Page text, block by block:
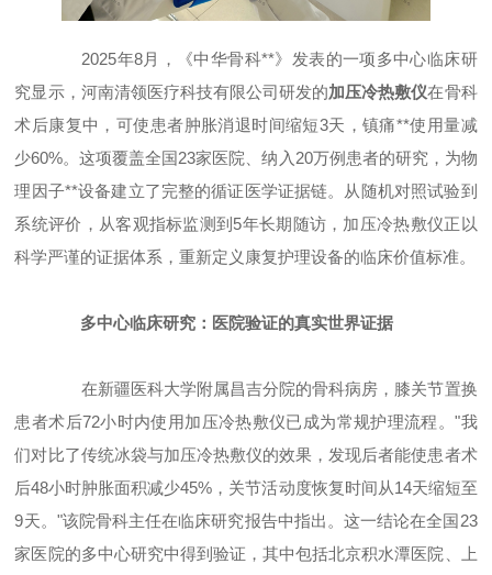
2025年8月，《中华骨科**》发表的一项多中心临床研
究显示，河南清领医疗科技有限公司研发的加压冷热敷仪在骨科
术后康复中，可使患者肿胀消退时间缩短3天，镇痛**使用量减
少60%。这项覆盖全国23家医院、纳入20万例患者的研究，为物
理因子**设备建立了完整的循证医学证据链。从随机对照试验到
系统评价，从客观指标监测到5年长期随访，加压冷热敷仪正以
科学严谨的证据体系，重新定义康复护理设备的临床价值标准。
多中心临床研究：医院验证的真实世界证据
在新疆医科大学附属昌吉分院的骨科病房，膝关节置换
患者术后72小时内使用加压冷热敷仪已成为常规护理流程。"我
们对比了传统冰袋与加压冷热敷仪的效果，发现后者能使患者术
后48小时肿胀面积减少45%，关节活动度恢复时间从14天缩短至
9天。"该院骨科主任在临床研究报告中指出。这一结论在全国23
家医院的多中心研究中得到验证，其中包括北京积水潭医院、上